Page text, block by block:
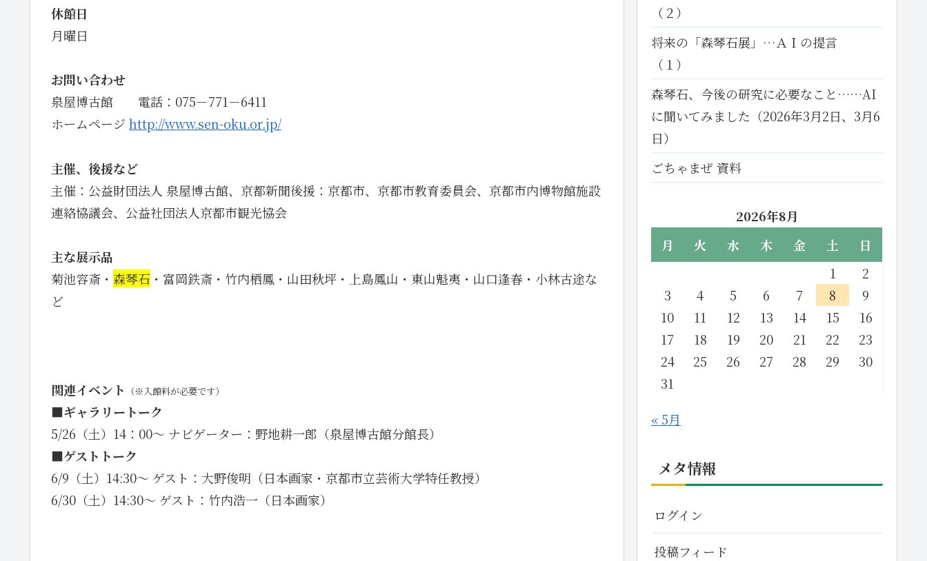
休館日
月曜日
お問い合わせ
泉屋博古館 電話：075－771－6411
ホームページ http://www.sen-oku.or.jp/
主催、後援など
主催：公益財団法人 泉屋博古館、京都新聞後援：京都市、京都市教育委員会、京都市内博物館施設
連絡協議会、公益社団法人京都市観光協会
主な展示品
菊池容斎・ 森琴石 ・富岡鉄斎・竹内栖鳳・山田秋坪・上島鳳山・東山魁夷・山口逢春・小林古途な
ど
関連イベント （※入館料が必要です）
■ギャラリートーク
5/26（土）14：00～ ナビゲーター：野地耕一郎（泉屋博古館分館長）
■ゲストトーク
6/9（土）14:30～ ゲスト：大野俊明（日本画家・京都市立芸術大学特任教授）
6/30（土）14:30～ ゲスト：竹内浩一（日本画家）
（２）
将来の「森琴石展」…ＡＩの提言
（１）
森琴石、今後の研究に必要なこと……AI
に聞いてみました（2026年3月2日、3月6
日）
ごちゃまぜ 資料
2026年8月
月
火 水 木 金 土
日
1
2
3
4 5 6 7 8
9
10
11 12 13 14 15
16
17
18 19 20 21 22
23
24
25 26 27 28 29
30
31
« 5月
メタ情報
ログイン
投稿フィード